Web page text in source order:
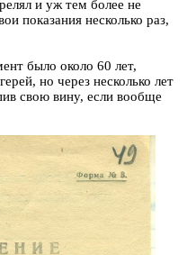
и уж тем более не
показания несколько раз,
было около 60 лет,
но через несколько лет
свою вину, если вообще